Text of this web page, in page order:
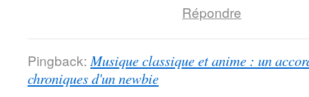
Répondre
Pingback: Musique classique et anime : un
chroniques d'un newbie